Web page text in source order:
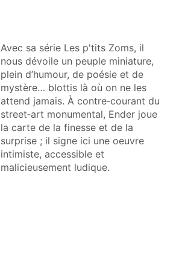
Avec sa série Les p'tits Zoms, il
nous dévoile un peuple miniature,
plein d’humour, de poésie et de
mystère… blottis là où on ne les
attend jamais. À contre‑courant du
street‑art monumental, Ender joue
la carte de la finesse et de la
surprise ; il signe ici une oeuvre
intimiste, accessible et
malicieusement ludique.